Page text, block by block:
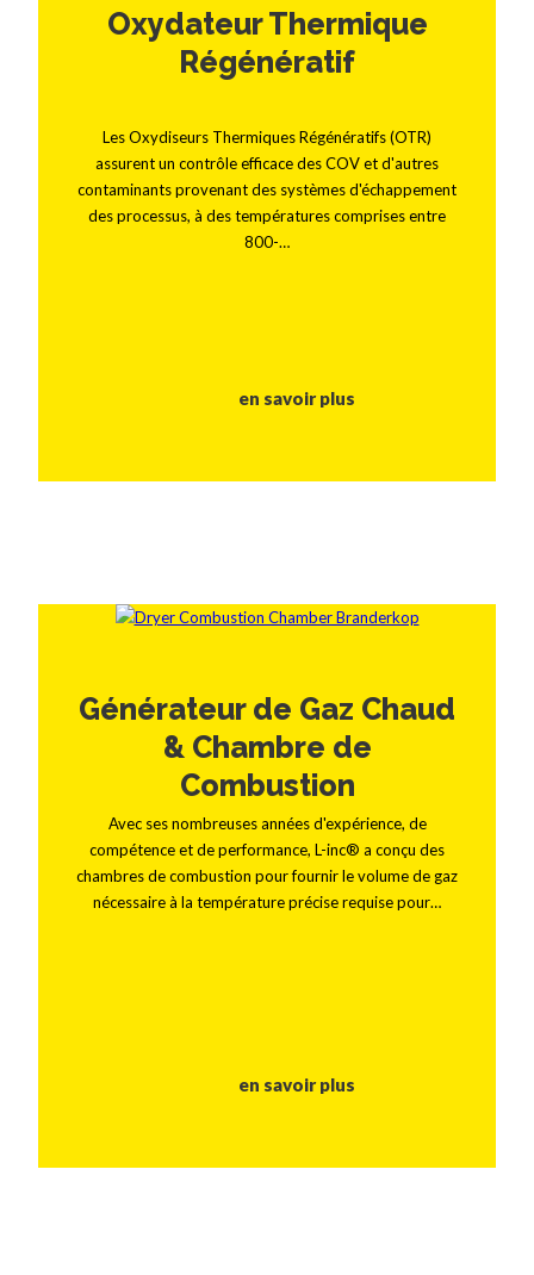
Oxydateur Thermique
Régénératif
Les Oxydiseurs Thermiques Régénératifs (OTR)
assurent un contrôle efficace des COV et d'autres
contaminants provenant des systèmes d'échappement
des processus, à des températures comprises entre
800-…
en savoir plus
Générateur de Gaz Chaud
& Chambre de
Combustion
Avec ses nombreuses années d'expérience, de
compétence et de performance, L-inc® a conçu des
chambres de combustion pour fournir le volume de gaz
nécessaire à la température précise requise pour…
en savoir plus